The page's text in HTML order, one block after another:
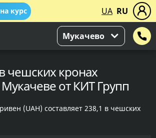
курс UA RU
Мукачево
чешских кронах
от КИТ Групп
(UAH) составляет 238,1 в чешских